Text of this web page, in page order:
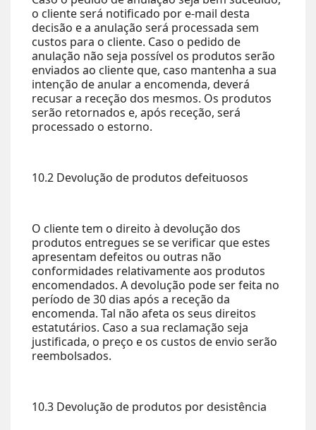
o cliente será notificado por e-mail desta
decisão e a anulação será processada sem
custos para o cliente. Caso o pedido de
anulação não seja possível os produtos serão
enviados ao cliente que, caso mantenha a sua
intenção de anular a encomenda, deverá
recusar a receção dos mesmos. Os produtos
serão retornados e, após receção, será
processado o estorno.
10.2 Devolução de produtos defeituosos
O cliente tem o direito à devolução dos
produtos entregues se se verificar que estes
apresentam defeitos ou outras não
conformidades relativamente aos produtos
encomendados. A devolução pode ser feita no
período de 30 dias após a receção da
encomenda. Tal não afeta os seus direitos
estatutários. Caso a sua reclamação seja
justificada, o preço e os custos de envio serão
reembolsados.
10.3 Devolução de produtos por desistência